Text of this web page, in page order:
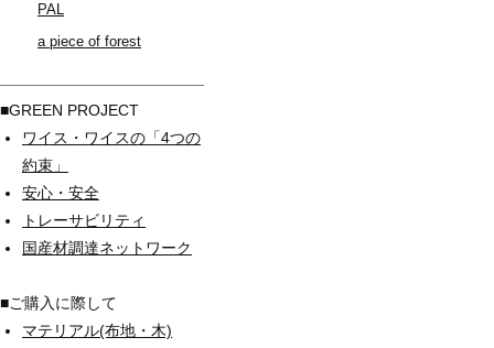
PAL
a piece of forest
■GREEN PROJECT
ワイス・ワイスの「4つの
約束」
安心・安全
トレーサビリティ
国産材調達ネットワーク
■ご購入に際して
マテリアル(布地・木)